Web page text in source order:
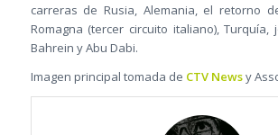
carreras de Rusia, Alemania, el retorno
Romagna (tercer circuito italiano),
Bahrein y Abu Dabi.
Imagen principal tomada de CTV Newsy